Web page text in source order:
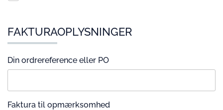
FAKTURAOPLYSNINGER
Din ordrereference eller PO
Faktura til opmærksomhed